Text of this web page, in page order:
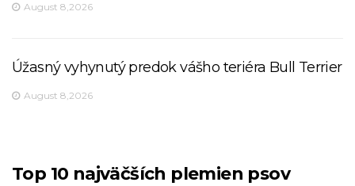
August 8,2026
Úžasný vyhynutý predok vášho teriéra Bull Terrier
August 8,2026
Top 10 najväčších plemien psov